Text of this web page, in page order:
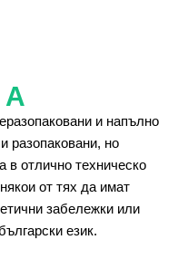
А
и напълно
разопаковани, но
в отлично техническо
от тях да имат
забележки или
език.